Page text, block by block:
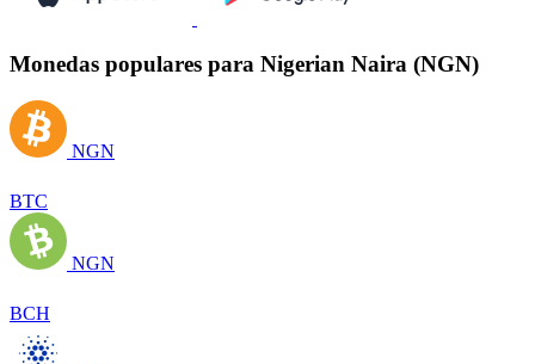
Monedas populares para Nigerian Naira (NGN)
NGN
BTC
NGN
BCH